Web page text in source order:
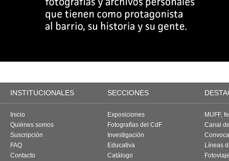
INSTITUCIONALES SECCIONES
Inicio
Quiénes somos
Suscripción
FAQ
Contacto
Exposiciones
Fotografías del CdF
Investigación
Educativa
Catálogo
MUFF,
Canal
Líneas